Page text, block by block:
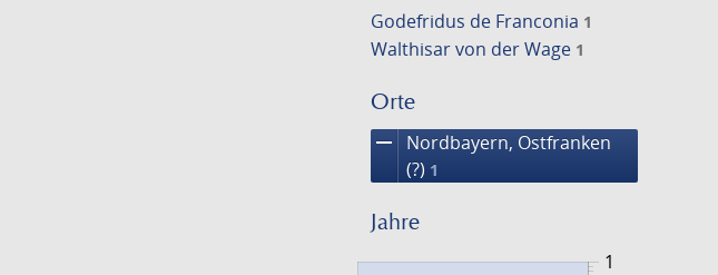
Godefridus de Franconia 1
Walthisar von der Wage 1
Orte
remove
Nordbayern, Ostfranken
(?) 1
Jahre
1